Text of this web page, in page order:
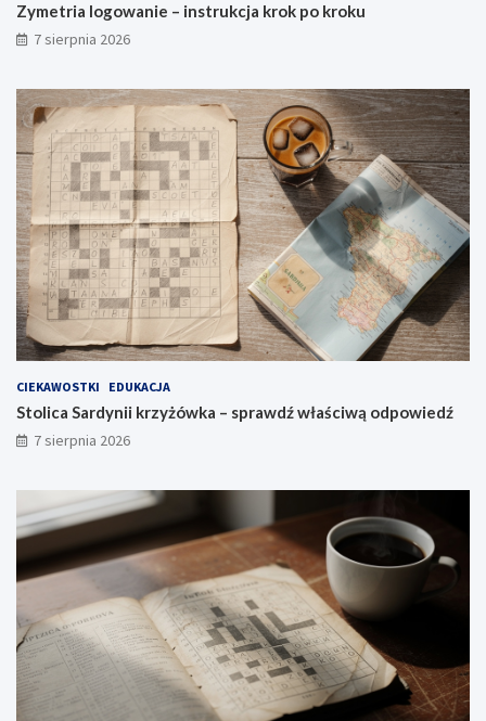
Zymetria logowanie – instrukcja krok po kroku
7 sierpnia 2026
CIEKAWOSTKI EDUKACJA
Stolica Sardynii krzyżówka – sprawdź właściwą odpowiedź
7 sierpnia 2026